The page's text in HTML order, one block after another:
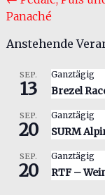
Panaché
Anstehende
SEP.
13
Ganztägig
Brezel
SEP.
20
Ganztägig
SURM
SEP.
20
Ganztägig
RTF –